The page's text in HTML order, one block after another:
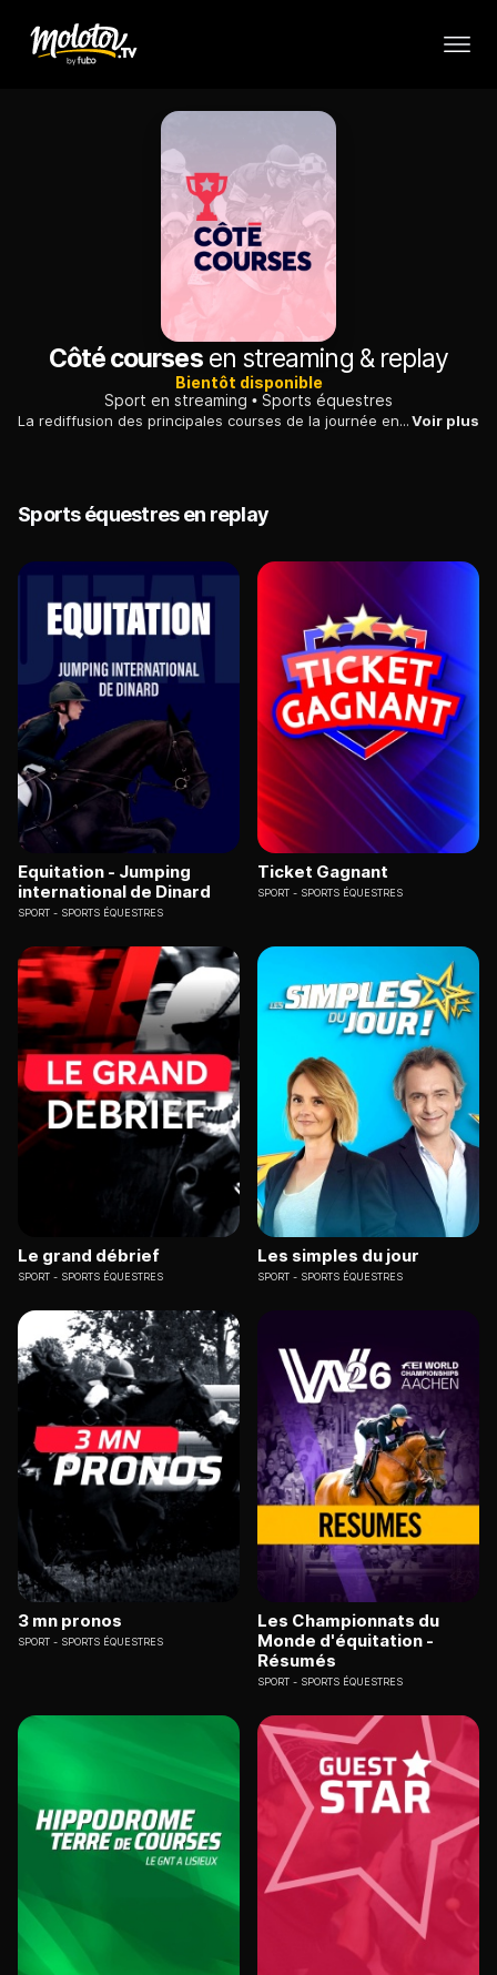
Côté coursesen streaming & replay
Bientôt disponible
Sport en streaming
Sports équestres
La rediffusion des principales courses de la journée en 30 minutes.Voir plus
Sports équestres en replay
Equitation - Jumping
international de Dinard
SPORT SPORTS ÉQUESTRES
Ticket Gagnant
SPORT SPORTS ÉQUESTRES
Le grand débrief
SPORT SPORTS ÉQUESTRES
Les simples du jour
SPORT SPORTS ÉQUESTRES
3 mn pronos
SPORT SPORTS ÉQUESTRES
Les Championnats du
Monde d'équitation -
Résumés
SPORT SPORTS ÉQUESTRES